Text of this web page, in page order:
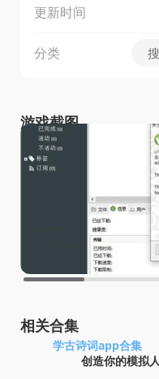
更新时间
分类
游戏截图
相关合集
学古诗词app合集
创造你的模拟